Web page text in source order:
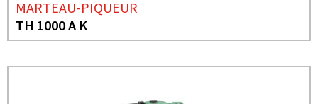
MARTEAU-PIQUEUR
TH 1000 A K